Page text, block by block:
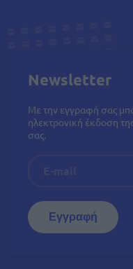
Newsletter
Με την εγγραφή σας
ηλεκτρονική έκδοση
σας.